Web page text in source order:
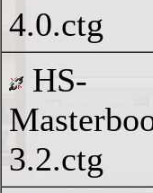
4.0.ctg
HS-
3.2.ctg